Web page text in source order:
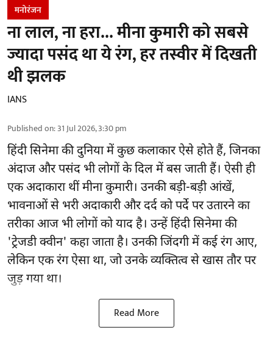
मनोरंजन
ना लाल, ना हरा... मीना कुमारी को सबसे
ज्यादा पसंद था ये रंग, हर तस्वीर में दिखती
थी झलक
IANS
Published on:31 Jul 2026, 3:30 pm
हिंदी सिनेमा की दुनिया में कुछ कलाकार ऐसे होते हैं, जिनका
अंदाज और पसंद भी लोगों के दिल में बस जाती हैं। ऐसी ही
एक अदाकारा थीं मीना कुमारी। उनकी बड़ी-बड़ी आंखें,
भावनाओं से भरी अदाकारी और दर्द को पर्दे पर उतारने का
तरीका आज भी लोगों को याद है। उन्हें हिंदी सिनेमा की
'ट्रेजडी क्वीन' कहा जाता है। उनकी जिंदगी में कई रंग आए,
लेकिन एक रंग ऐसा था, जो उनके व्यक्तित्व से खास तौर पर
जुड़ गया था।
Read More